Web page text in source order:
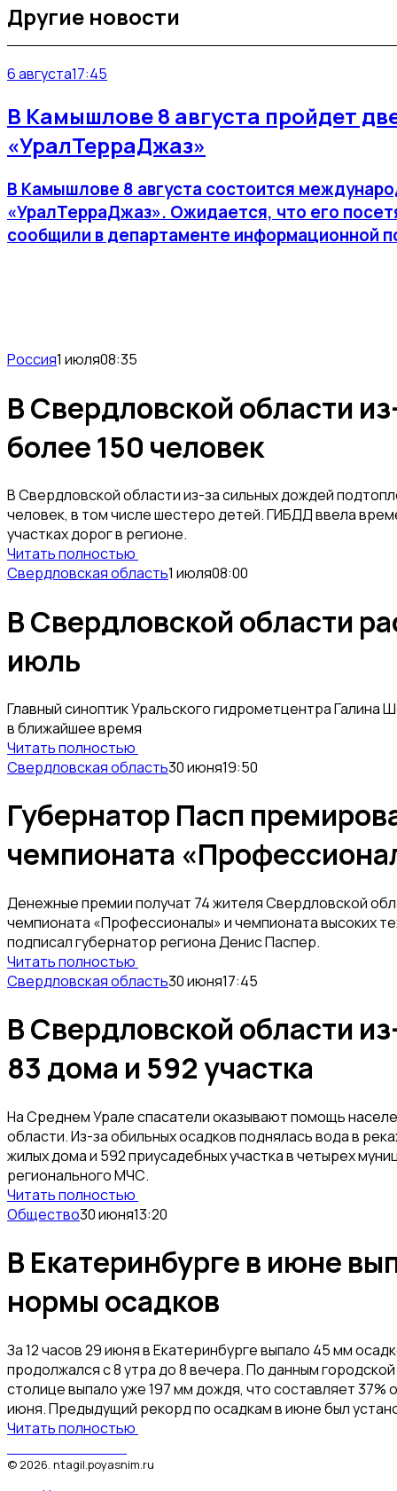
Другие новости
6 августа17:45
В Камышлове 8 августа пройдет
«УралТерраДжаз»
В Камышлове 8 августа состоится
«УралТерраДжаз». Ожидается, что его
сообщили в департаменте информационной
Россия1 июля08:35
В Свердловской области
более 150 человек
В Свердловской области из-за сильных дождей
человек, в том числе шестеро детей. ГИБДД ввела
участках дорог в регионе.
Читать полностью
Свердловская область1 июля08:00
В Свердловской области
июль
Главный синоптик Уральского гидрометцентра Галина
в ближайшее время
Читать полностью
Свердловская область30 июня19:50
Губернатор Пасп
чемпионата
Денежные премии получат 74 жителя Свердловской
чемпионата «Профессионалы» и чемпионата высоких
подписал губернатор региона Денис Паспер.
Читать полностью
Свердловская область30 июня17:45
В Свердловской области
83 дома и 592 участка
На Среднем Урале спасатели оказывают помощь
области. Из-за обильных осадков поднялась вода в
жилых дома и 592 приусадебных участка в четырех
регионального МЧС.
Читать полностью
Общество30 июня13:20
В Екатеринбурге в июне
нормы осадков
За 12 часов 29 июня в Екатеринбурге выпало 45 мм
продолжался с 8 утра до 8 вечера. По данным
столице выпало уже 197 мм дождя, что составляет
июня. Предыдущий рекорд по осадкам в июне был
Читать полностью
© 2026 ntagil.poyasnim.ru